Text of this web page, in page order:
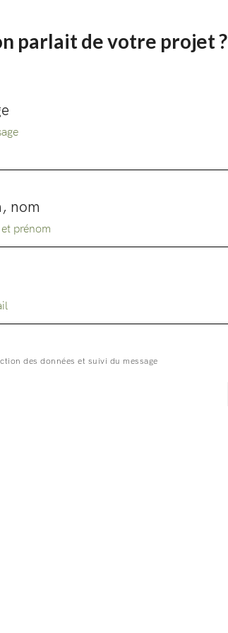
parlait de votre projet ?
nom
des données et suivi du message